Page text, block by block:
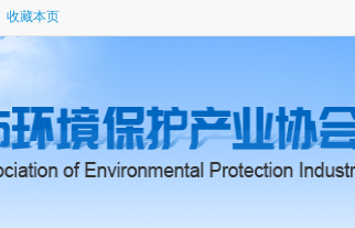
收藏本页